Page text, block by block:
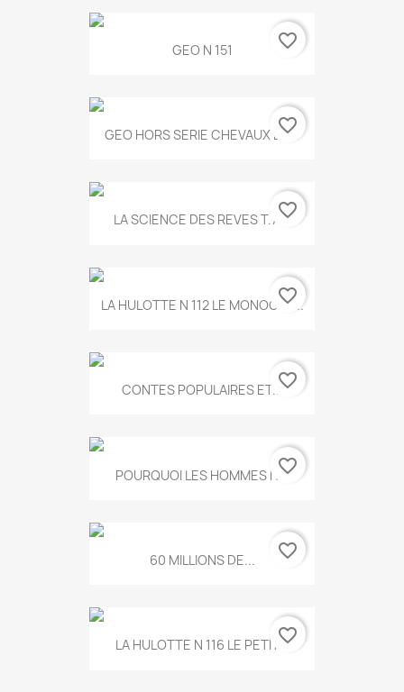
GEO N 151 favorite_border
GEO HORS SERIE CHEVAUX ET...
favorite_border
LA SCIENCE DES REVES T.787
favorite_border
LA HULOTTE N 112 LE MONOCLE...
favorite_border
CONTES POPULAIRES ET...favorite_border
POURQUOI LES HOMMES N...favorite_border
60 MILLIONS DE... favorite_border
LA HULOTTE N 116 LE PETIT...favorite_border